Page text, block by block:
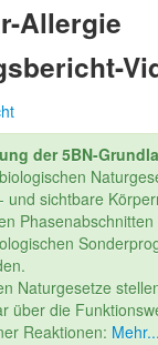
Allergie
der 5BN-
und sichtbare
Naturgesetze
über die
Reaktionen: Mehr...